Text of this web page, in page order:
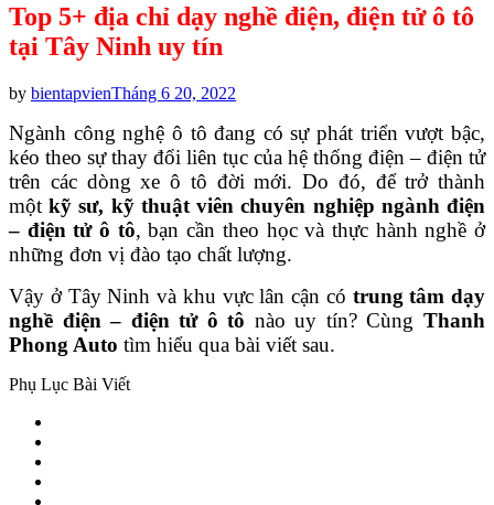
Top 5+ địa chỉ dạy nghề điện, điện tử ô tô
tại Tây Ninh uy tín
by bientapvienPosted
Tháng 6 20, 2022
Ngành công nghệ ô tô đang có sự phát triển vượt bậc,
kéo theo sự thay đổi liên tục của hệ thống điện – điện tử
trên các dòng xe ô tô đời mới. Do đó, để trở thành
mộtkỹ sư, kỹ thuật viên chuyên nghiệp ngành điện
– điện tử ô tô, bạn cần theo học và thực hành nghề ở
những đơn vị đào tạo chất lượng.
Vậy ở Tây Ninh và khu vực lân cận có trung tâm dạy
nghề điện – điện tử ô tô nào uy tín? CùngThanh
Phong Auto tìm hiểu qua bài viết sau.
Phụ Lục Bài Viết